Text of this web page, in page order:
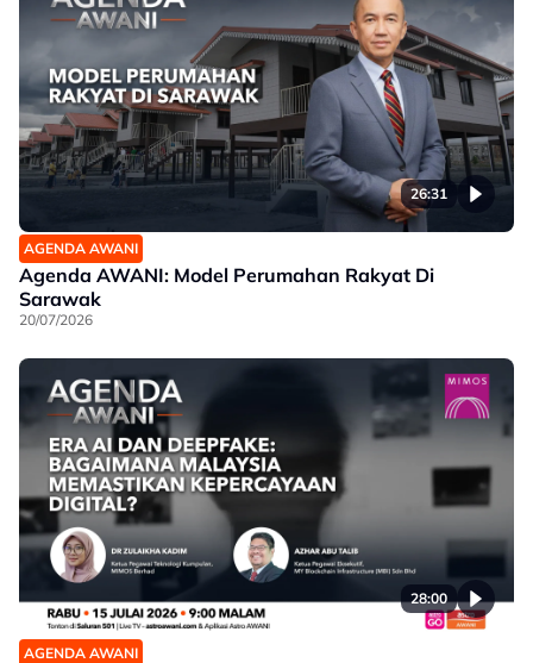
26:31
AGENDA AWANI
Agenda AWANI: Model Perumahan Rakyat Di
Sarawak
20/07/2026
28:00
AGENDA AWANI